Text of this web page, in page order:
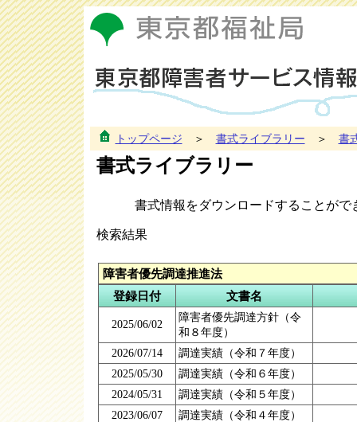
トップページ ＞ 書式ライブラリー ＞ 書
書式ライブラリー
書式情報をダウンロードすることがで
検索結果
障害者優先調達推進法
登録日付
文書名
2025/06/02
障害者優先調達方針（令
和８年度）
2026/07/14
調達実績（令和７年度）
2025/05/30
調達実績（令和６年度）
2024/05/31
調達実績（令和５年度）
2023/06/07
調達実績（令和４年度）